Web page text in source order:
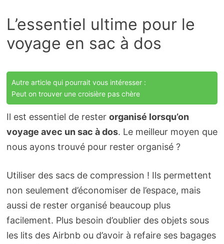
L’essentiel ultime pour le
voyage en sac à dos
Autre article qui pourrait vous intéresser :
Peut on trouver une croisière pas chère
Il est essentiel de rester organisé lorsqu’on
voyage avec un sac à dos. Le meilleur moyen que
nous ayons trouvé pour rester organisé ?
Utiliser des sacs de compression ! Ils permettent
non seulement d’économiser de l’espace, mais
aussi de rester organisé beaucoup plus
facilement. Plus besoin d’oublier des objets sous
les lits des Airbnb ou d’avoir à refaire ses bagages